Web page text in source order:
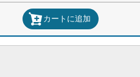
カートに追加